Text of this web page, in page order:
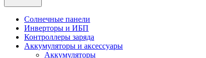
Солнечные панели
Инверторы и ИБП
Контроллеры заряда
Аккумуляторы и аксессуары
Аккумуляторы